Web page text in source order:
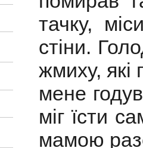
тачку,
стіни.
жмиху,
мене
міг їсти
мамою